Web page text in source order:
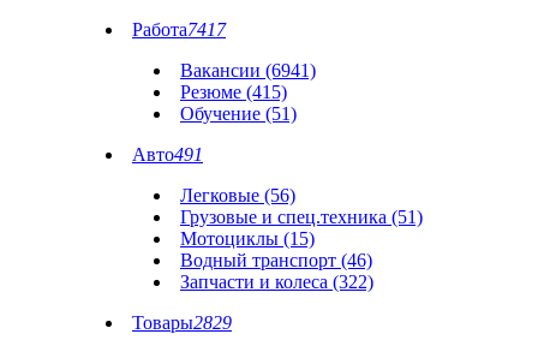
Работа7417
Вакансии (6941)
Резюме (415)
Обучение (51)
Авто491
Легковые (56)
Грузовые и спец.техника (51)
Мотоциклы (15)
Водный транспорт (46)
Запчасти и колеса (322)
Товары2829